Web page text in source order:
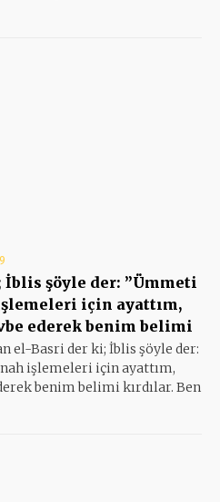
şöyle der: ”Ümmeti
için ayattım,
ederek benim belimi
el-Basri der ki; İblis şöyle der:
işlemeleri için ayattım,
benim belimi kırdılar. Ben